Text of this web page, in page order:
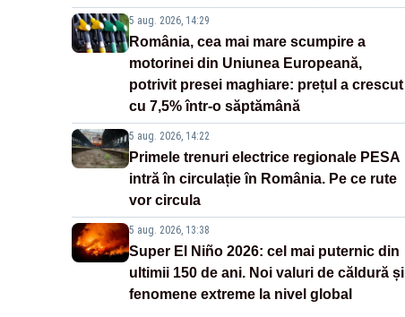
5 aug. 2026, 14:29
România, cea mai mare scumpire a
motorinei din Uniunea Europeană,
potrivit presei maghiare: prețul a crescut
cu 7,5% într-o săptămână
5 aug. 2026, 14:22
Primele trenuri electrice regionale PESA
intră în circulație în România. Pe ce rute
vor circula
5 aug. 2026, 13:38
Super El Niño 2026: cel mai puternic din
ultimii 150 de ani. Noi valuri de căldură și
fenomene extreme la nivel global